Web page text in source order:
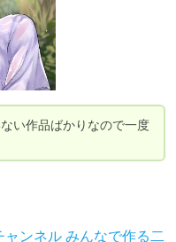
い作品ばかりなので一度
ンネル みんなで作る二